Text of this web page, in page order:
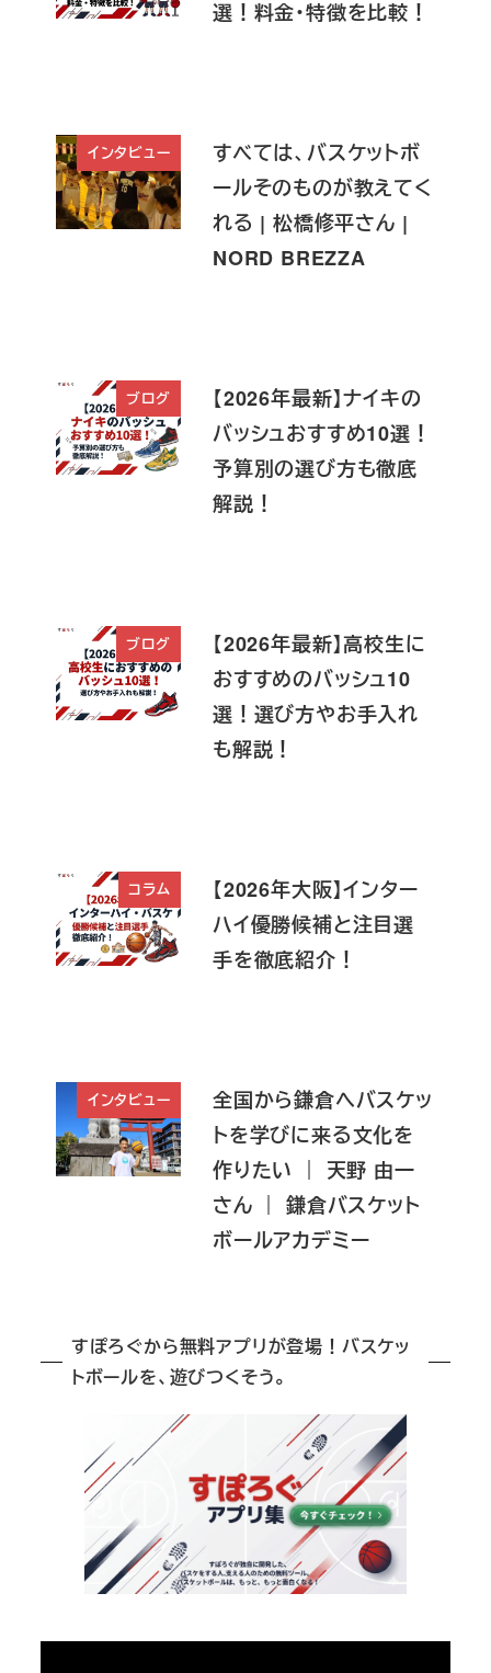
選！料金・特徴を比較！
インタビュー
すべては、バスケットボ
ールそのものが教えてく
れる | 松橋修平さん |
NORD BREZZA
ブログ
【2026年最新】ナイキの
バッシュおすすめ10選！
予算別の選び方も徹底
解説！
ブログ
【2026年最新】高校生に
おすすめのバッシュ10
選！選び方やお手入れ
も解説！
コラム
【2026年大阪】インター
ハイ優勝候補と注目選
手を徹底紹介！
インタビュー
全国から鎌倉へバスケッ
トを学びに来る文化を
作りたい ｜ 天野 由一
さん ｜ 鎌倉バスケット
ボールアカデミー
すぽろぐから無料アプリが登場！バスケッ
トボールを、遊びつくそう。